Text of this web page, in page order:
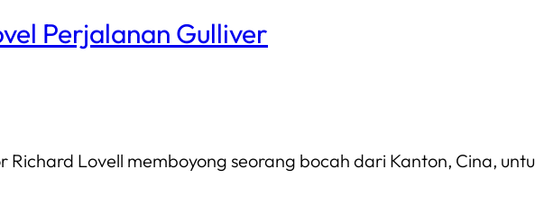
Perjalanan Gulliver
Richard Lovell memboyong seorang bocah dari Kanton, Cina,